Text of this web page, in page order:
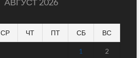
АВГУСТ 2026
СР ЧТ ПТ СБ ВС
1 2